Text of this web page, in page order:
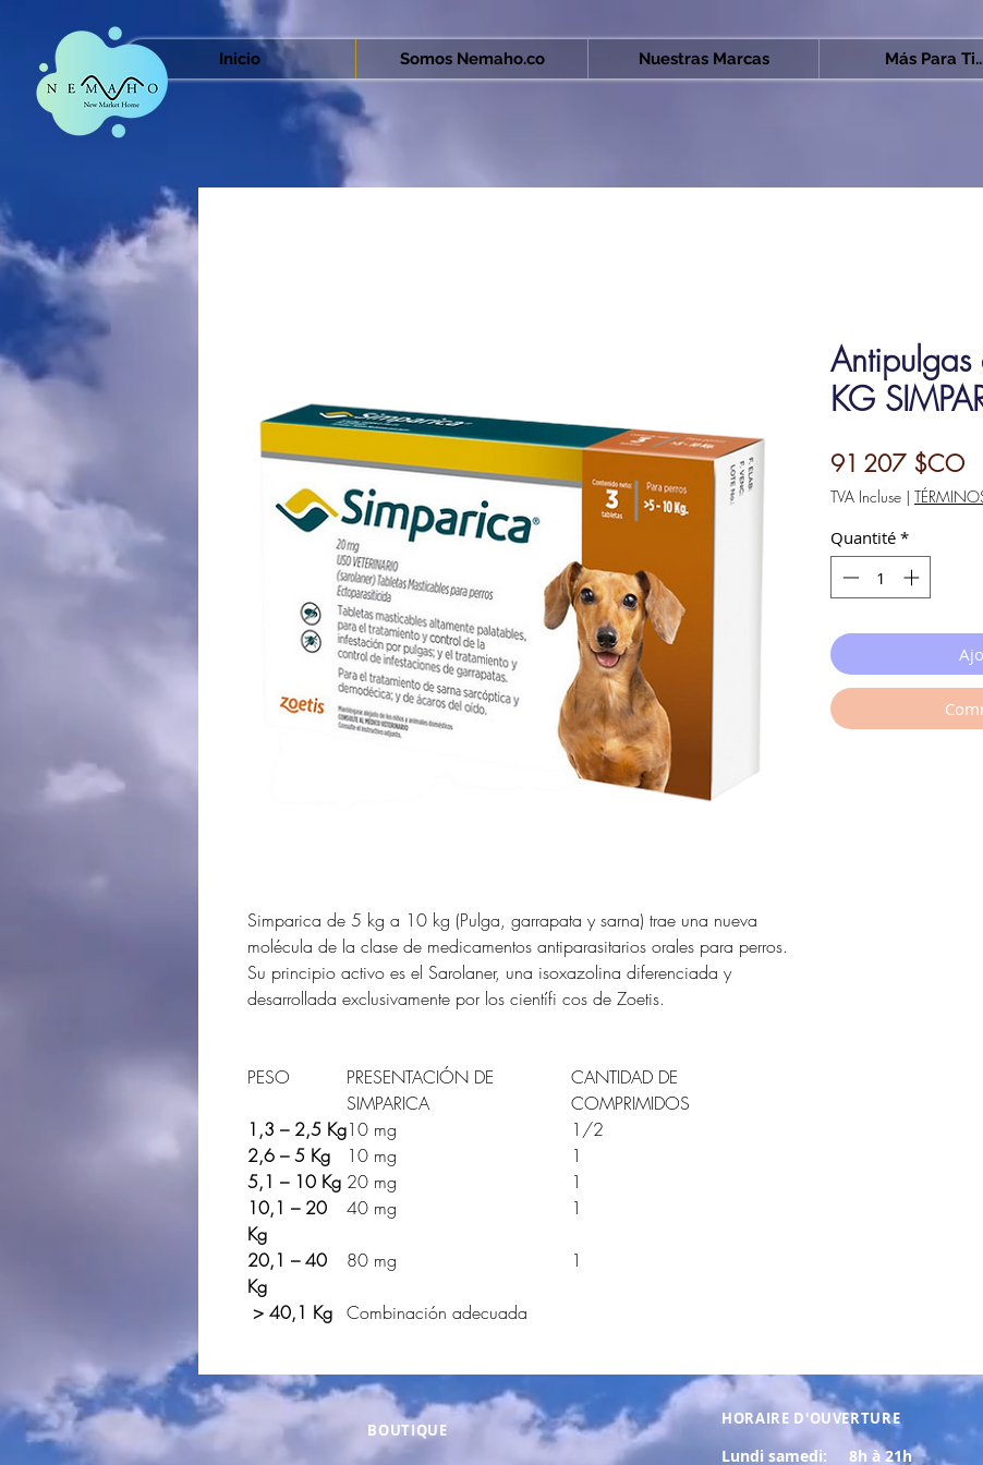
Inicio Somos Nemaho.co Nuestras Marcas Más Para
Simparica de 5 kg a 10 kg (Pulga, garrapata y sarna) trae una nueva
molécula de la clase de medicamentos antiparasitarios orales para perros.
Su principio activo es el Sarolaner, una isoxazolina diferenciada y
desarrollada exclusivamente por los científi cos de Zoetis.
PESO
PRESENTACIÓN DE
SIMPARICA
CANTIDAD DE
COMPRIMIDOS
1,3 – 2,5 Kg10 mg
1/2
2,6 – 5 Kg
10 mg
1
5,1 – 10 Kg 20 mg
1
10,1 – 20
Kg
40 mg 1
20,1 – 40
Kg
80 mg 1
> 40,1 Kg Combinación adecuada
KG
91 207 $COPrix
TVA Incluse |
Quantité *
BOUTIQUE
HORAIRE D'OUVERTURE
Lundi samedi: 8h à 21h